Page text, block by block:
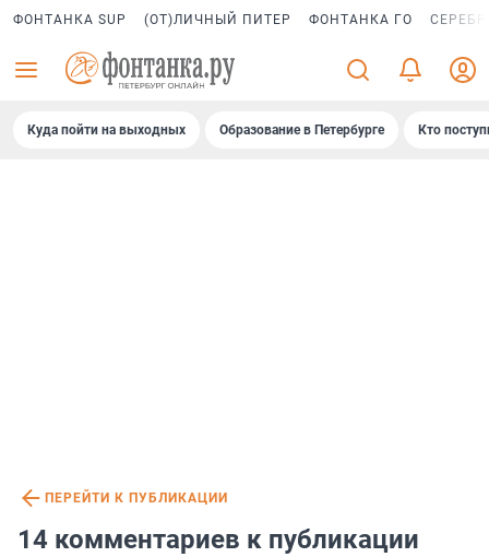
ФОНТАНКА SUP (ОТ)ЛИЧНЫЙ ПИТЕР ФОНТАНКА ГО
Куда пойти на выходных Образование в Петербурге Кто
ПЕРЕЙТИ К ПУБЛИКАЦИИ
14 комментариев к публикации